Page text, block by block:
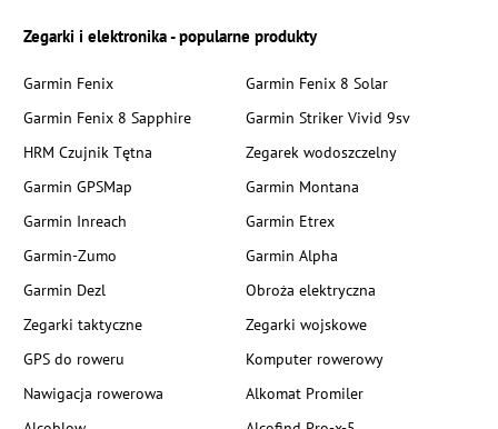
Zegarki i elektronika - popularne produkty
Garmin Fenix
Garmin Fenix 8 Solar
Garmin Fenix 8 Sapphire
Garmin Striker Vivid 9sv
HRM Czujnik Tętna
Zegarek wodoszczelny
Garmin GPSMap
Garmin Montana
Garmin Inreach
Garmin Etrex
Garmin-Zumo
Garmin Alpha
Garmin Dezl
Obroża elektryczna
Zegarki taktyczne
Zegarki wojskowe
GPS do roweru
Komputer rowerowy
Nawigacja rowerowa
Alkomat Promiler